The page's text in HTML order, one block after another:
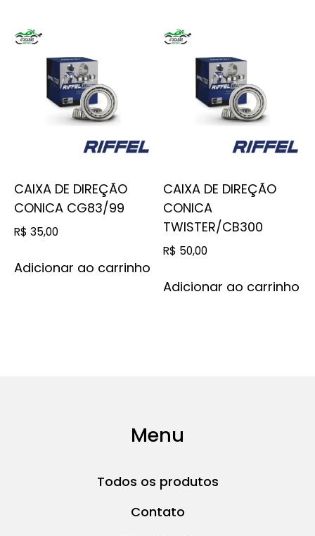
CAIXA DE DIREÇÃO
CONICA CG83/99
R$ 35,00
Adicionar ao carrinho
CAIXA DE DIREÇÃO
CONICA
TWISTER/CB300
R$ 50,00
Adicionar ao carrinho
Menu
Todos os produtos
Contato